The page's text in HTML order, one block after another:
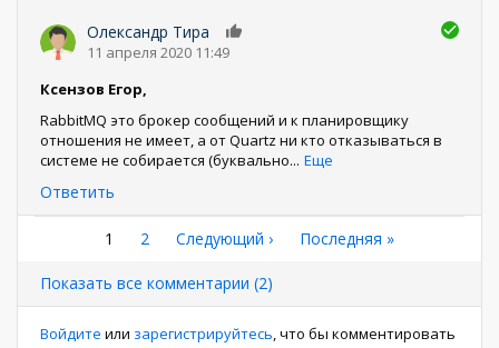
Олександр Тира
11 апреля 2020 11:49
Ксензов Егор,
RabbitMQ это брокер сообщений и к планировщику
отношения не имеет, а от Quartz ни кто отказываться в
системе не собирается (буквально... Еще
Ответить
Нумерация
страниц
Текущая
1 Страница
2
Следующая
Следующий ›
Последняя
Последняя »
Показать все комментарии (2)
Войдите или зарегистрируйтесь, что бы комментировать